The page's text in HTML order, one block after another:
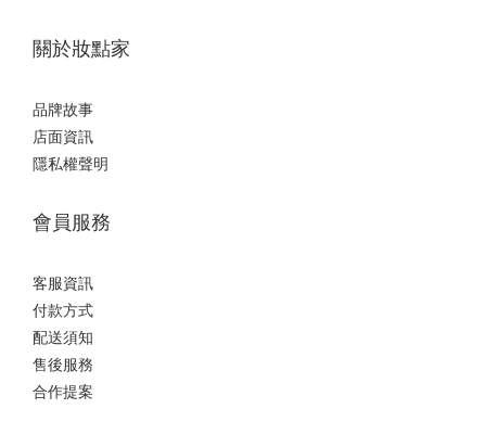
關於妝點家
品牌故事
店面資訊
隱私權聲明
會員服務
客服資訊
付款方式
配送須知
售後服務
合作提案